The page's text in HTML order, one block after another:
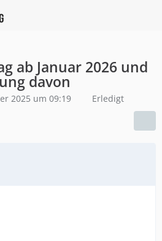
ab Januar 2026 und
davon
2025 um 09:19 Erledigt